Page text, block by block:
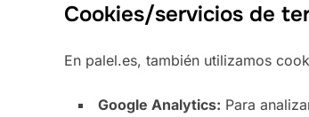
Cookies/servicios de
En palel.es, también utilizamos
Google Analytics: Para